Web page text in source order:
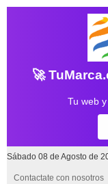
🚀
Tu web
Sábado 08 de Agosto de
Contactate con nosotros